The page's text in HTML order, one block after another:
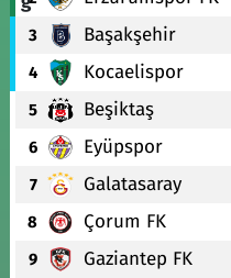
3 Başakşehir
4 Kocaelispor
5 Beşiktaş
6 Eyüpspor
7 Galatasaray
8 Çorum FK
9 Gaziantep FK